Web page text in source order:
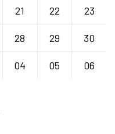
21 22 23
28 29 30
04 05 06